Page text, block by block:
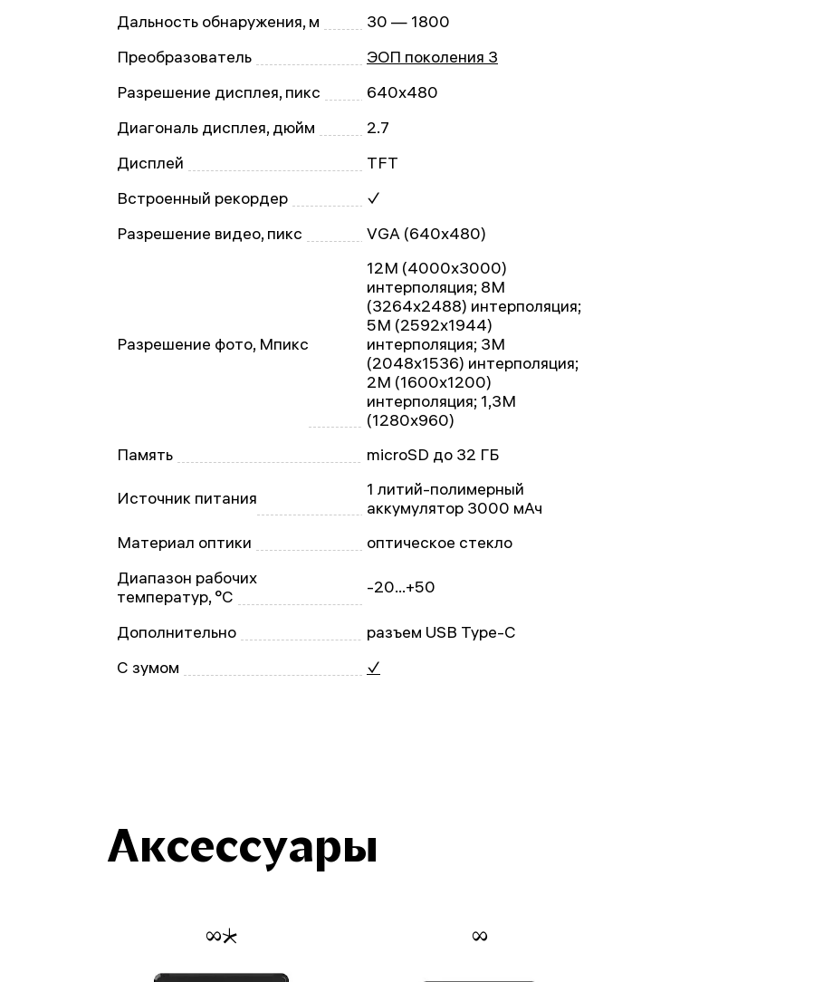
Дальность обнаружения, м
30 — 1800
Преобразователь
ЭОП поколения 3
Разрешение дисплея, пикс
640x480
Диагональ дисплея, дюйм
2.7
Дисплей
TFT
Встроенный рекордер
✓
Разрешение видео, пикс
VGA (640x480)
Разрешение фото, Мпикс
12M (4000x3000)
интерполяция; 8M
(3264x2488) интерполяция;
5M (2592x1944)
интерполяция; 3M
(2048x1536) интерполяция;
2M (1600x1200)
интерполяция; 1,3М
(1280x960)
Память
microSD до 32 ГБ
Источник питания
1 литий-полимерный
аккумулятор 3000 мАч
Материал оптики
оптическое стекло
Диапазон рабочих
температур, °С
-20...+50
Дополнительно
разъем USB Type-C
С зумом
✓
Аксессуары